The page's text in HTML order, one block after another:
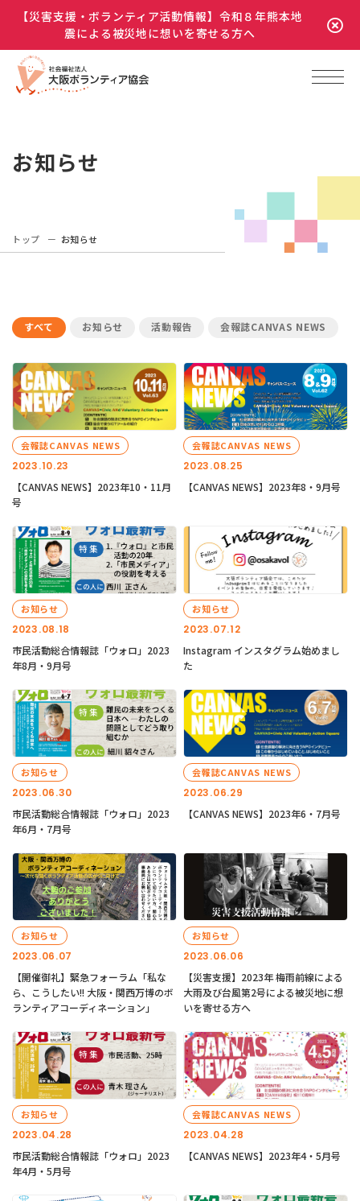
【災害支援・ボランティア活動情報】令和８年熊本地
震による被災地に想いを寄せる方へ
お知らせ
トップ お知らせ
すべて お知らせ 活動報告 会報誌CANVAS NEWS
2023.10.23
会報誌CANVAS NEWS
【CANVAS NEWS】2023年10・11月
号
2023.08.25
会報誌CANVAS NEWS
【CANVAS NEWS】2023年8・9月号
2023.08.18
お知らせ
市民活動総合情報誌「ウォロ」2023
年8月・9月号
2023.07.12
お知らせ
Instagram インスタグラム始めまし
た
2023.06.30
お知らせ
市民活動総合情報誌「ウォロ」2023
年6月・7月号
2023.06.29
会報誌CANVAS NEWS
【CANVAS NEWS】2023年6・7月号
2023.06.07
お知らせ
【開催御礼】緊急フォーラム「私な
ら、こうしたい!! 大阪・関西万博のボ
ランティアコーディネーション」
2023.06.06
お知らせ
【災害支援】2023年 梅雨前線による
大雨及び台風第2号による被災地に想
いを寄せる方へ
2023.04.28
お知らせ
市民活動総合情報誌「ウォロ」2023
年4月・5月号
2023.04.28
会報誌CANVAS NEWS
【CANVAS NEWS】2023年4・5月号